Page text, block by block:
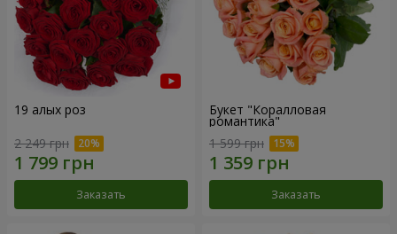
19 алых роз
2 249 грн
Заказать
Букет "Коралловая
романтика"
1 599 грн
Заказать